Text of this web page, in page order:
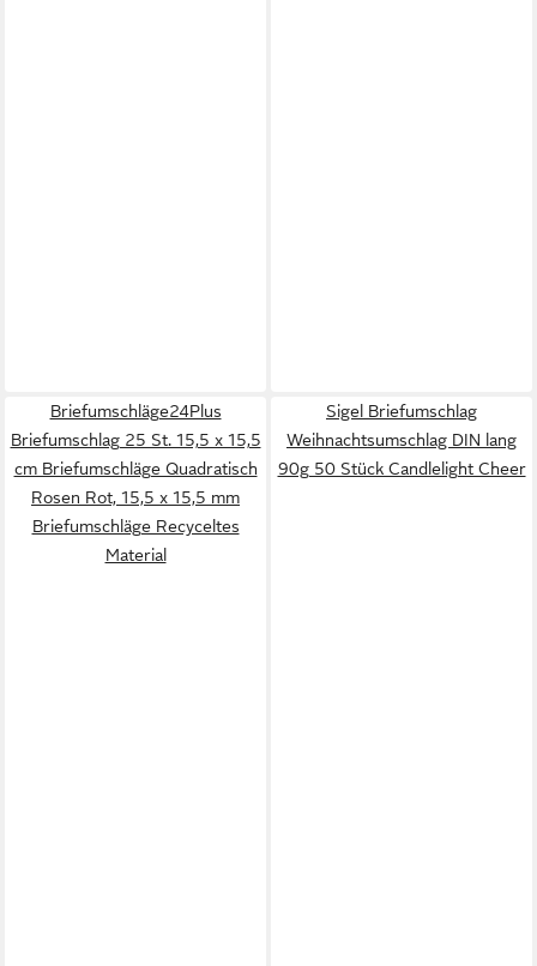
Briefumschläge24Plus
Briefumschlag 25 St. 15,5 x 15,5
cm Briefumschläge Quadratisch
Rosen Rot, 15,5 x 15,5 mm
Briefumschläge Recyceltes
Material
Sigel Briefumschlag
Weihnachtsumschlag DIN lang
90g 50 Stück Candlelight Cheer